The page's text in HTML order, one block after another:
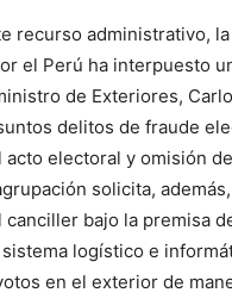
recurso administrativo,
el Perú ha interpuesto
de Exteriores,
delitos de fraude
electoral y omisión
solicita,
bajo la premisa
logístico e
en el exterior de